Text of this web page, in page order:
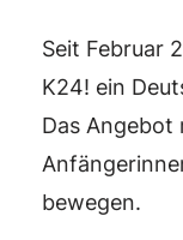
Seit Februar
K24! ein
Das Angebot
bewegen.